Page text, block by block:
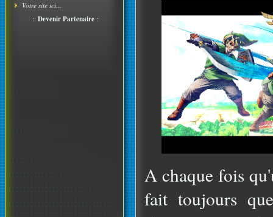
Votre site ici...
:: Devenir Partenaire ::
A chaque fois
fait toujours